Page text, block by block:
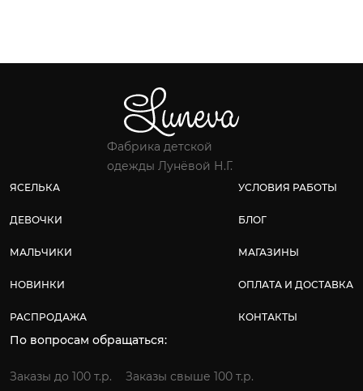
Фабрика детской
одежды Лунёвой Н.Г.
ЯСЕЛЬКА
ДЕВОЧКИ
МАЛЬЧИКИ
НОВИНКИ
РАСПРОДАЖА
УСЛОВИЯ РАБОТЫ
БЛОГ
МАГАЗИНЫ
ОПЛАТА И ДОСТАВКА
КОНТАКТЫ
По вопросам обращаться:
Заказы до 100 т.р.
Заказы свыше 100 т.р.